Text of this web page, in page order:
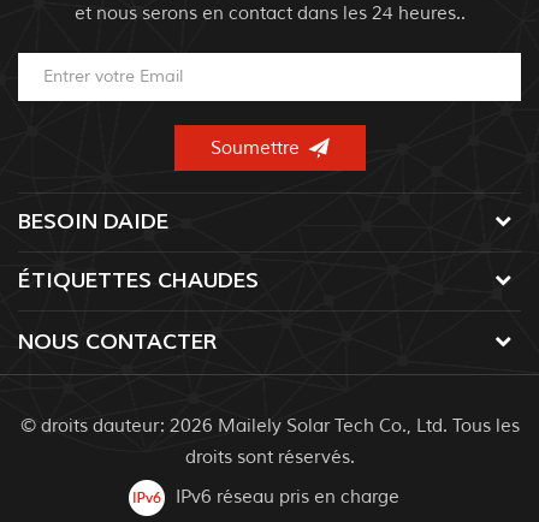
et nous serons en contact dans les 24 heures..
BESOIN DAIDE
ÉTIQUETTES CHAUDES
NOUS CONTACTER
© droits dauteur: 2026 Mailely Solar Tech Co., Ltd. Tous les
droits sont réservés.
IPv6 réseau pris en charge